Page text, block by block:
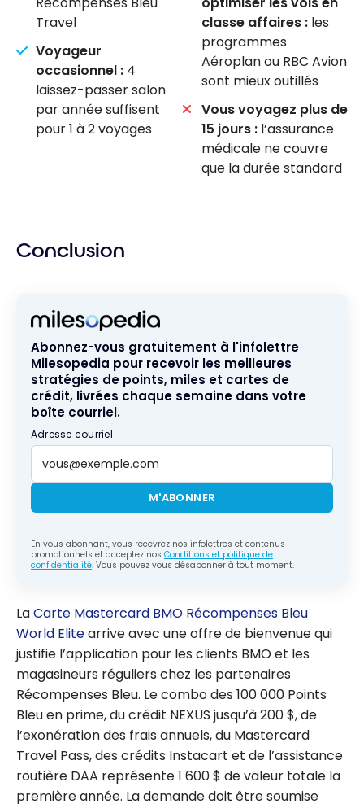
Travel
Voyageur
occasionnel : 4
laissez-passer salon
par année suffisent
pour 1 à 2 voyages
classe affaires : les
programmes
Aéroplan ou RBC Avion
sont mieux outillés
Vous voyagez plus de
15 jours : l’assurance
médicale ne couvre
que la durée standard
Conclusion
Abonnez-vous gratuitement à l'infolettre
Milesopedia pour recevoir les meilleures
stratégies de points, miles et cartes de
crédit, livrées chaque semaine dans votre
boîte courriel.
Adresse courriel
M'ABONNER
En vous abonnant, vous recevrez nos infolettres et contenus
promotionnels et acceptez nos Conditions et politique de
confidentialité. Vous pouvez vous désabonner à tout moment.
LaCarte Mastercard BMO Récompenses Bleu
World Elitearrive avec une offre de bienvenue qui
justifie l’application pour les clients BMO et les
magasineurs réguliers chez les partenaires
Récompenses Bleu. Le combo des 100 000 Points
Bleu en prime, du crédit NEXUS jusqu’à 200 $, de
l’exonération des frais annuels, du Mastercard
Travel Pass, des crédits Instacart et de l’assistance
routière DAA représente 1 600 $ de valeur totale la
première année. La demande doit être soumise